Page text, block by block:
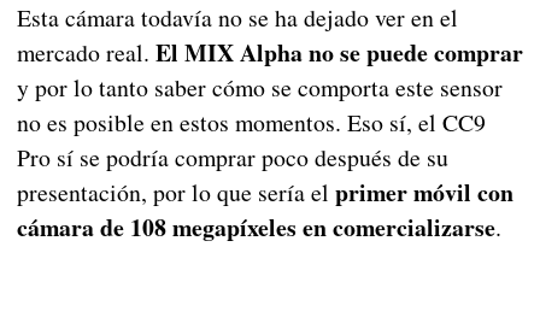
Esta cámara todavía no se ha dejado ver en el
mercado real. El MIX Alpha no se puede comprar
y por lo tanto saber cómo se comporta este sensor
no es posible en estos momentos. Eso sí, el CC9
Pro sí se podría comprar poco después de su
presentación, por lo que sería el primer móvil con
cámara de 108 megapíxeles en comercializarse.